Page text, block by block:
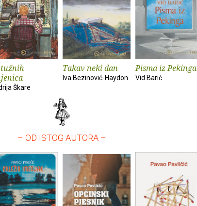
Škare
Takav neki dan
Iva Bezinović-Haydon
Pisma iz Pekinga
Vid Barić
– OD ISTOG AUTORA –